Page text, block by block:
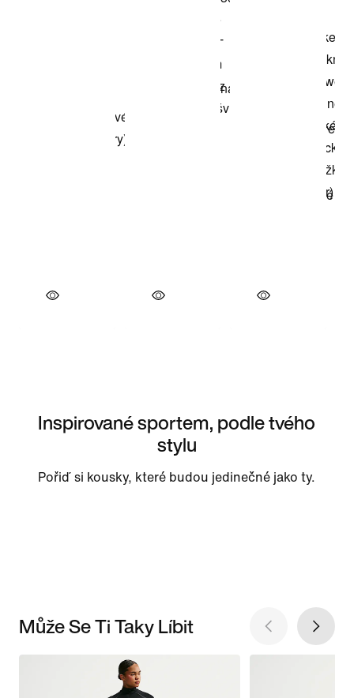
Inspirované sportem, podle tvého
stylu
Pořiď si kousky, které budou jedinečné jako ty.
Může Se Ti Taky Líbit